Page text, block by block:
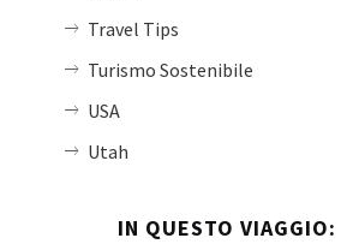
Travel Tips
Turismo Sostenibile
USA
Utah
IN QUESTO VIAGGIO: